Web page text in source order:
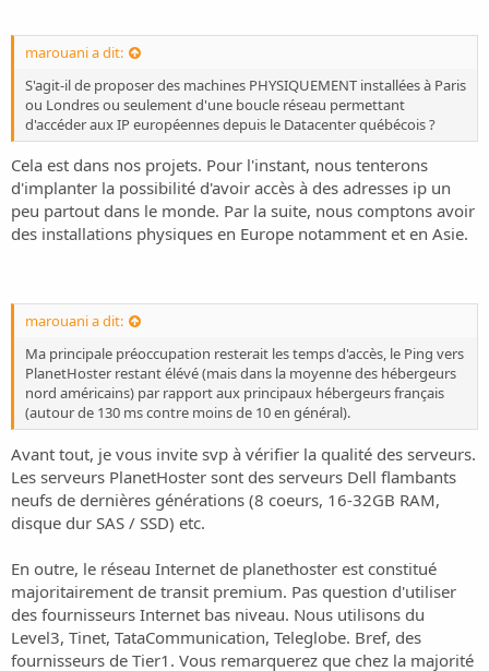
marouani a dit:
S'agit-il de proposer des machines PHYSIQUEMENT installées à Paris
ou Londres ou seulement d'une boucle réseau permettant
d'accéder aux IP européennes depuis le Datacenter québécois ?
Cela est dans nos projets. Pour l'instant, nous tenterons
d'implanter la possibilité d'avoir accès à des adresses ip un
peu partout dans le monde. Par la suite, nous comptons avoir
des installations physiques en Europe notamment et en Asie.
marouani a dit:
Ma principale préoccupation resterait les temps d'accès, le Ping vers
PlanetHoster restant élévé (mais dans la moyenne des hébergeurs
nord américains) par rapport aux principaux hébergeurs français
(autour de 130 ms contre moins de 10 en général).
Avant tout, je vous invite svp à vérifier la qualité des serveurs.
Les serveurs PlanetHoster sont des serveurs Dell flambants
neufs de dernières générations (8 coeurs, 16-32GB RAM,
disque dur SAS / SSD) etc.
En outre, le réseau Internet de planethoster est constitué
majoritairement de transit premium. Pas question d'utiliser
des fournisseurs Internet bas niveau. Nous utilisons du
Level3, Tinet, TataCommunication, Teleglobe. Bref, des
fournisseurs de Tier1. Vous remarquerez que chez la majorité